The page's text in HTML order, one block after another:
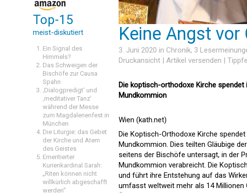
Top-15
meist-diskutiert
Ein Signal des
Himmels?
Das Schweigen der
Bischöfe zur Causa
Spahn
‚Dialogpredigt‘ und
‚meditativer Tanz’
während der Messe
zum Magdalenenfest in
München
Die Liturgie: das Gebet
der Kirche und Atem
des Geistes
Emeritierter
Kurienkardinal Sarah:
„Riten können nicht
willkürlich abgeschafft
werden“
Keine Angst vor
3. Juni 2020 in Chronik, 3
Druckansicht | Artikel versenden |
Die koptisch-orthodoxe Kirche spendet
Mundkommion
Wien (kath.net)
Die Koptisch-Orthodoxe Kirche
Mundkommion. Dies teilten Gläubige
seitens der Bischöfe untersagt, in der
Mundkommion verabreicht. Die
und führt ihre Entstehung auf das
umfasst weltweit mehr als 14 Millionen